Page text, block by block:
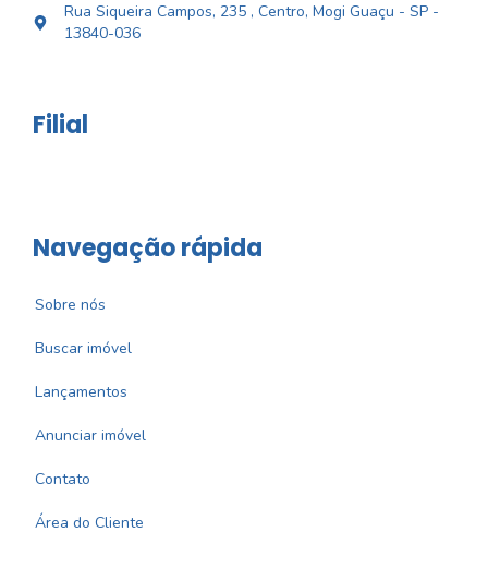
Rua Siqueira Campos, 235 , Centro, Mogi Guaçu - SP -
13840-036
Filial
Navegação rápida
Sobre nós
Buscar imóvel
Lançamentos
Anunciar imóvel
Contato
Área do Cliente